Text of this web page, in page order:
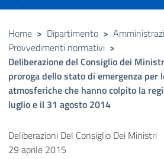
Condividi su Facebook
Condividi su Twitter
Condividi su LinkedIn
Condividi sui social network
Home > Dipartimento >
Provvedimenti normativi >
Deliberazione del Consiglio dei
proroga dello stato di emergenza per
atmosferiche che hanno colpito la
luglio e il 31 agosto 2014
Deliberazioni Del Consiglio Dei Ministri
29 aprile 2015